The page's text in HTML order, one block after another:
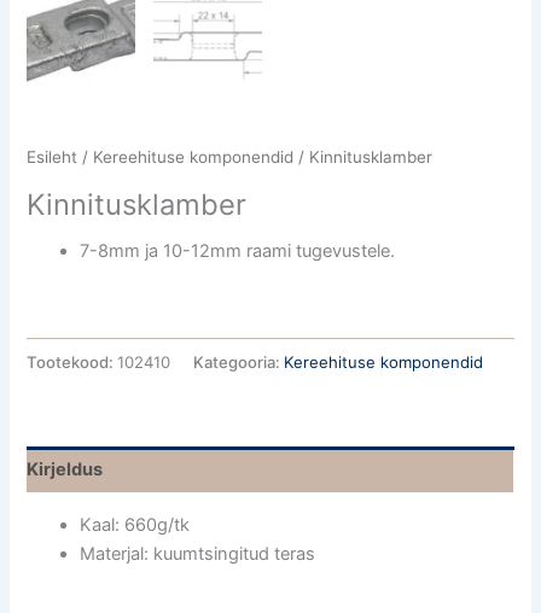
Esileht / Kereehituse komponendid / Kinnitusklamber
Kinnitusklamber
7-8mm ja 10-12mm raami tugevustele.
Tootekood:102410 Kategooria: Kereehituse komponendid
Kirjeldus
Kaal: 660g/tk
Materjal: kuumtsingitud teras